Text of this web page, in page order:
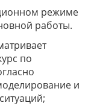
режиме
работы.
по
и